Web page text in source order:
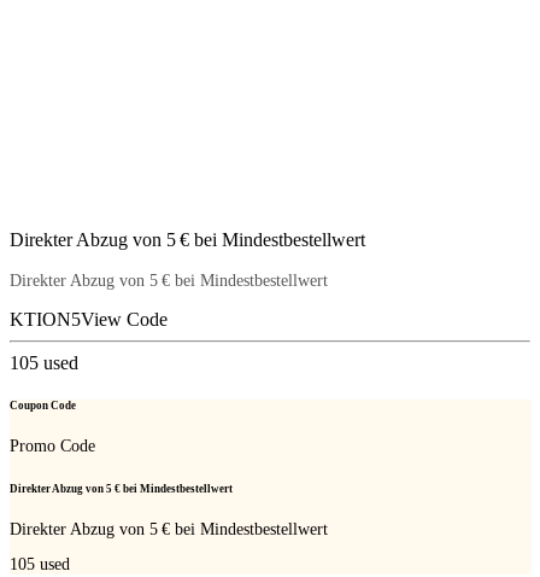
Direkter Abzug von 5 € bei Mindestbestellwert
Direkter Abzug von 5 € bei Mindestbestellwert
KTION5View Code
105 used
Coupon Code
Promo Code
Direkter Abzug von 5 € bei Mindestbestellwert
Direkter Abzug von 5 € bei Mindestbestellwert
105 used